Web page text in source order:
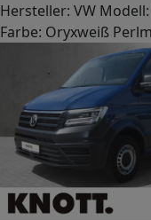
Hersteller: VW
Farbe: Oryxweiß